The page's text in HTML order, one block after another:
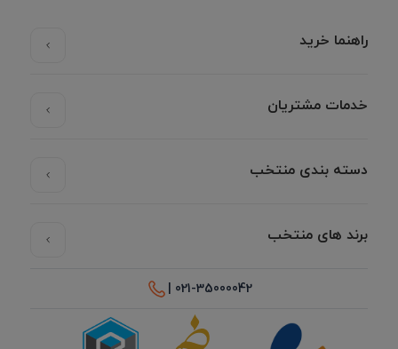
راهنما خرید
خدمات مشتریان
دسته بندی منتخب
برند های منتخب
021-35000042 |